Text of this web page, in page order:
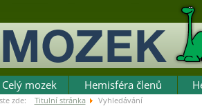
Celý mozek Hemisféra členů
zde: Titulní stránka Vyhledávání